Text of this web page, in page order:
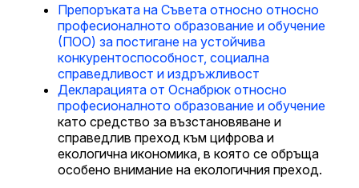
Препоръката на Съвета относно относно
професионалното образование и обучение
(ПОО) за постигане на устойчива
конкурентоспособност, социална
справедливост и издръжливост
Декларацията от Оснабрюк относно
професионалното образование и обучение
като средство за възстановяване и
справедлив преход към цифрова и
екологична икономика, в която се обръща
особено внимание на екологичния преход.